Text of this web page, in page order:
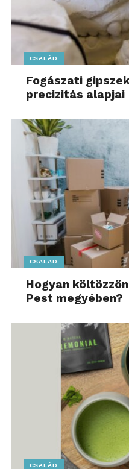
CSALÁD
Fogászati
precizitás alapjai
CSALÁD
Hogyan
Pest megyében?
CSALÁD